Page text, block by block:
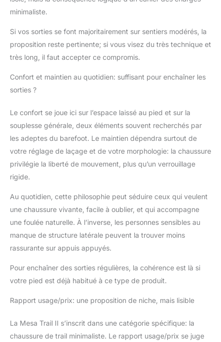
tandis que les zones
l'abrasion. Durabilité
durable : soutenue par
une garantie de semelle
chaussure à chute zéro
chocs et des
performances
constantes dans des
conditions de trail
exigeantes.
minimaliste.
Si vos sorties se font majoritairement sur sentiers modérés, la
proposition reste pertinente; si vous visez du très technique et
très long, il faut accepter ce compromis.
Confort et maintien au quotidien: suffisant pour enchaîner les
sorties ?
Le confort se joue ici sur l’espace laissé au pied et sur la
souplesse générale, deux éléments souvent recherchés par
les adeptes du barefoot. Le maintien dépendra surtout de
votre réglage de laçage et de votre morphologie: la chaussure
privilégie la liberté de mouvement, plus qu’un verrouillage
rigide.
Au quotidien, cette philosophie peut séduire ceux qui veulent
une chaussure vivante, facile à oublier, et qui accompagne
une foulée naturelle. À l’inverse, les personnes sensibles au
manque de structure latérale peuvent la trouver moins
rassurante sur appuis appuyés.
Pour enchaîner des sorties régulières, la cohérence est là si
votre pied est déjà habitué à ce type de produit.
Rapport usage/prix: une proposition de niche, mais lisible
La Mesa Trail II s’inscrit dans une catégorie spécifique: la
chaussure de trail minimaliste. Le rapport usage/prix se juge